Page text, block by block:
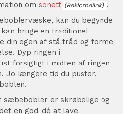
omsonett
.
kan du begynde
bruge en traditionel
din egen af ståltråd og forme
Dyp ringen i
forsigtigt i midten af ringen
Jo længere tid du puster,
sæbebobler er skrøbelige og
en god idé at lave